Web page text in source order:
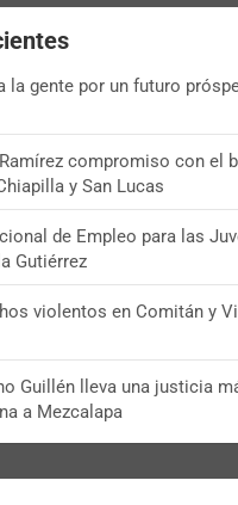
la gente por un futuro
compromiso con el
y San Lucas
de Empleo para las
Gutiérrez
violentos en Comitán y
Guillén lleva una justicia
a Mezcalapa